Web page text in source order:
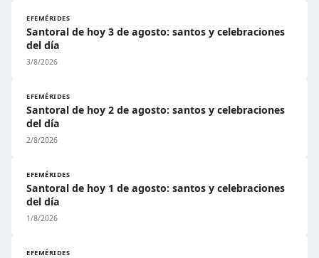
EFEMÉRIDES
Santoral de hoy 3 de agosto: santos y celebraciones
del día
3/8/2026
EFEMÉRIDES
Santoral de hoy 2 de agosto: santos y celebraciones
del día
2/8/2026
EFEMÉRIDES
Santoral de hoy 1 de agosto: santos y celebraciones
del día
1/8/2026
EFEMÉRIDES